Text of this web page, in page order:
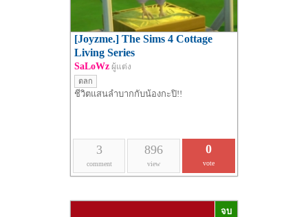
[Joyzme.] The Sims 4 Cottage
Living Series
SaLoWz ผู้แต่ง
ตลก
ชีวิตแสนลำบากกับน้องกะปิ!!
3
comment
896
view
0
vote
จบ